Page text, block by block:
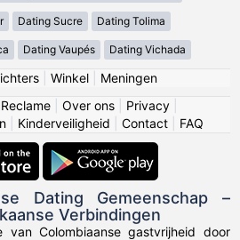
Dating Sucre Dating Tolima
Dating Vaupés Dating Vichada
| Winkel| Meningen
Reclame Over ons Privacy
Kinderveiligheid Contact FAQ
Dating Gemeenschap –
Verbindingen
van Colombiaanse gastvrijheid door